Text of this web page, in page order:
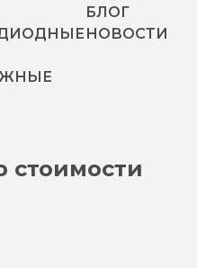
БЛОГ
НОВОСТИ
стоимости